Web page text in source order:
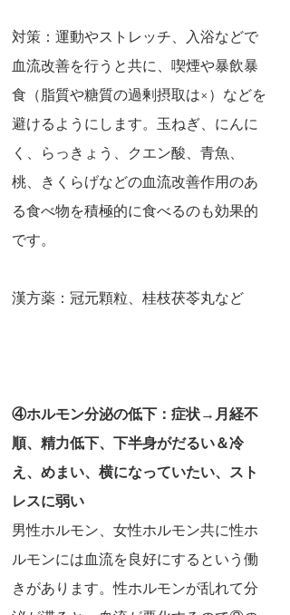
対策：運動やストレッチ、入浴などで
血流改善を行うと共に、喫煙や暴飲暴
食（脂質や糖質の過剰摂取は×）などを
避けるようにします。玉ねぎ、にんに
く、らっきょう、クエン酸、青魚、
桃、きくらげなどの血流改善作用のあ
る食べ物を積極的に食べるのも効果的
です。
漢方薬：冠元顆粒、桂枝茯苓丸など
④ホルモン分泌の低下：症状→月経不
順、精力低下、下半身がだるい＆冷
え、めまい、横になっていたい、スト
レスに弱い
男性ホルモン、女性ホルモン共に性ホ
ルモンには血流を良好にするという働
きがあります。性ホルモンが乱れて分